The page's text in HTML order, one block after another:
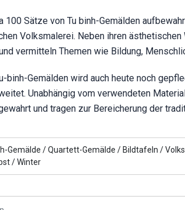
Sätze von Tu binh-Gemälden
Volksmalerei. Neben ihren
vermitteln Themen wie Bildung,
binh-Gemälden wird auch heute noch
Unabhängig vom verwendeten
und tragen zur Bereicherung der
Gemälde /Quartett-Gemälde / Bildtafeln /
/Winter